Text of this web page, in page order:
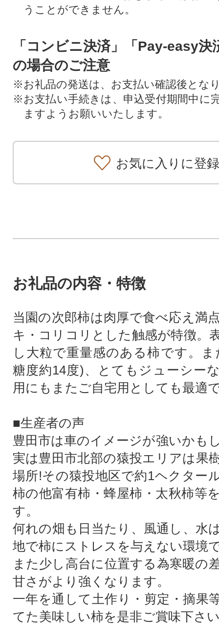
うことができません。
「コンビニ決済」「Pay-easy決
の場合のご注意
※お礼品の発送は、お支払い確認後とな
※お支払い手続きは、申込受付期間中に
ますようお願いいたします。
お気に入りに登録
お礼品の内容・特徴
当園の次郎柿は肉厚で食べ応え満
キ・コリコリとした触感が特徴。
し大粒で重量感のある柿です。
糖度約14度)、とてもジューシー
用にもまたご自宅用としても最適
■生産者の声
豊田市は車のイメージが強いかも
実は豊田市北部の猿投エリアは果
場所!その猿投地区で約1ヘクター
柿の他富有柿・蜂屋柿・太秋柿等
す。
何れの畑も日当たり、風通し、水
地で柿にストレスを与えない環境
また少し高台に位置する為寒暖の
甘さがより強くなります。
一年を通して土作り・剪定・摘果
てた美味しい柿を是非ご賞味下さ